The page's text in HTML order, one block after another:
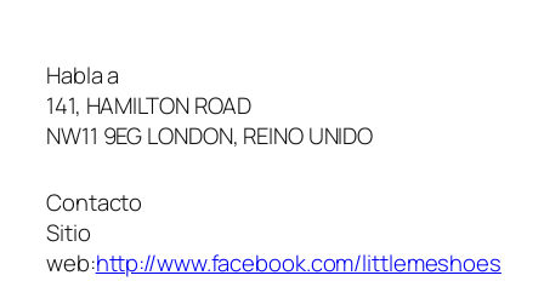
Habla a
141, HAMILTON ROAD
NW11 9EG LONDON, REINO UNIDO
Contacto
Sitio
web:http://www.facebook.com/littlemeshoes